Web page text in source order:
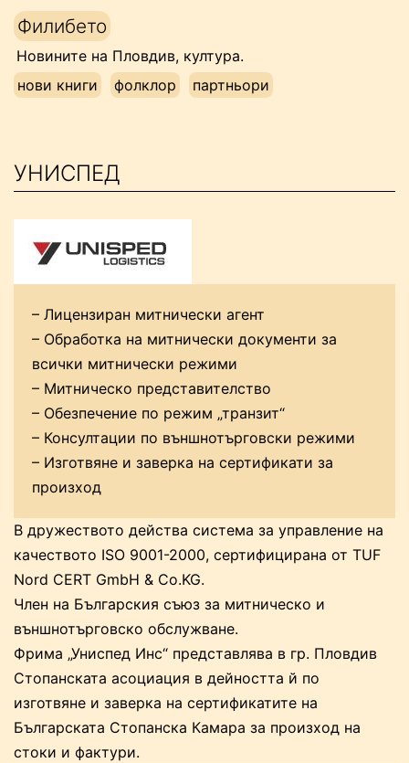
Напред
към
съдържанието
Филибето
Новините на Пловдив, култура.
нови книги
фолклор партньори
УНИСПЕД
– Лицензиран митнически агент
– Обработка на митнически документи за
всички митнически режими
– Митническо представителство
– Обезпечение по режим „транзит“
– Консултации по външнотърговски режими
– Изготвяне и заверка на сертификати за
произход
В дружеството действа система за управление на
качеството ISO 9001-2000, сертифицирана от TUF
Nord CERT GmbH & Co.KG.
Член на Българския съюз за митническо и
външнотърговско обслужване.
Фрима „Униспед Инс“ представлява в гр. Пловдив
Стопанската асоциация в дейността й по
изготвяне и заверка на сертификатите на
Българската Стопанска Камара за произход на
стоки и фактури.